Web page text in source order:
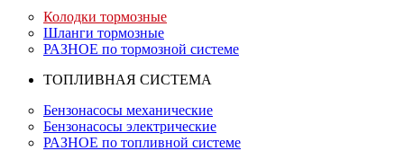
Колодки тормозные
Шланги тормозные
РАЗНОЕ по тормозной системе
ТОПЛИВНАЯ СИСТЕМА
Бензонасосы механические
Бензонасосы электрические
РАЗНОЕ по топливной системе